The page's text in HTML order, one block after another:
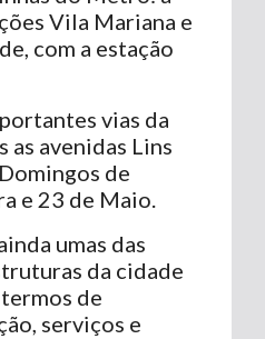
Vila Mariana e
com a estação
vias da
as avenidas Lins
de
e 23 de Maio.
umas das
da cidade
de
serviços e